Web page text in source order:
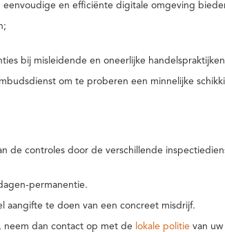
en efficiënte digitale omgeving
bij misleidende en oneerlijke
om te proberen een minnelijke
de controles door de verschillende
permanentie.
te doen van een concreet misdrijf.
neem dan contact op met de lokale politie van uw